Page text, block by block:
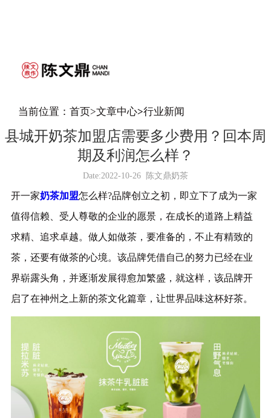
当前位置： 首页>文章中心>行业新闻
县城开奶茶加盟店需要多少费用？回本周
期及利润怎么样？
Date:2022-10-26 陈文鼎奶茶
开一家奶茶加盟怎么样?品牌创立之初，即立下了成为一家
值得信赖、受人尊敬的企业的愿景，在成长的道路上精益
求精、追求卓越。做人如做茶，要准备的，不止有精致的
茶，还要有做茶的心境。该品牌凭借自己的努力已经在业
界崭露头角，并逐渐发展得愈加繁盛，就这样，该品牌开
启了在神州之上新的茶文化篇章，让世界品味这杯好茶。